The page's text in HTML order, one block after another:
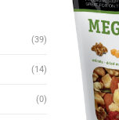
(39)
(14)
(0)